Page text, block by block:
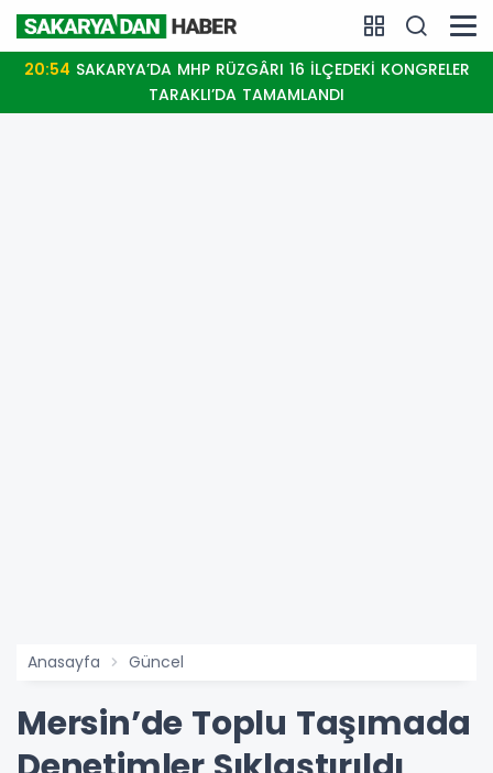
20:54
TARAKLI’DA TAMAMLANDI
Anasayfa Güncel
Mersin’de Toplu Taşımada